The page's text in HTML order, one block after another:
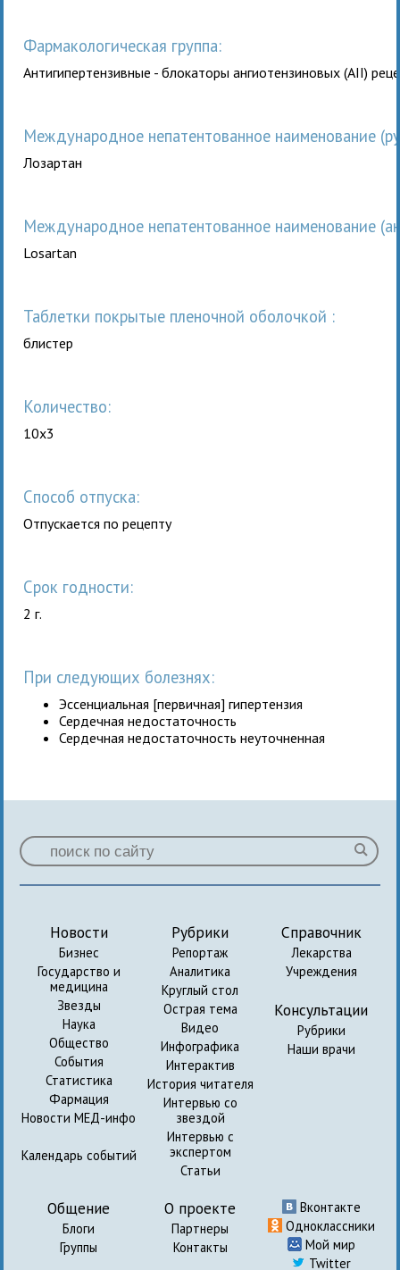
Фармакологическая группа:
Антигипертензивные - блокаторы ангиотензиновых (АII)
Международное непатентованное наименование
Лозартан
Международное непатентованное наименование
Losartan
таблетки покрытые пленочной оболочкой :
блистер
Количество:
10x3
Способ отпуска:
Отпускается по рецепту
Срок годности:
2 г.
При следующих болезнях:
Эссенциальная [первичная] гипертензия
Сердечная недостаточность
Сердечная недостаточность неуточненная
Новости
Бизнес
Государство и
медицина
Звезды
Наука
Общество
События
Статистика
Фармация
Новости МЕД-инфо
Календарь событий
Рубрики
Репортаж
Аналитика
Круглый стол
Острая тема
Видео
Инфографика
Интерактив
История читателя
Интервью со
звездой
Интервью с
экспертом
Статьи
Справочник
Лекарства
Учреждения
Консультации
Рубрики
Наши врачи
Общение
Блоги
Группы
О проекте
Партнеры
Контакты
Вконтакте
Одноклассники
Мой мир
Twitter